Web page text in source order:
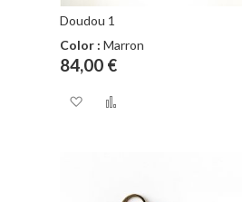
Doudou 1
Color : Marron
84,00 €
Ajouter
liste